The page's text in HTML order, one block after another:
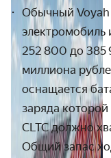
Обычный Voyah
электромобиль
252 800 до 385
миллиона
оснащается
заряда
CLTC должно
Общий запас